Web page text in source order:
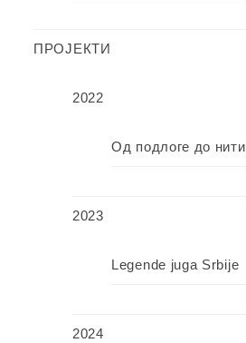
ПРОЈЕКТИ
2022
Од подлоге до нити
2023
Legende juga Srbije
2024